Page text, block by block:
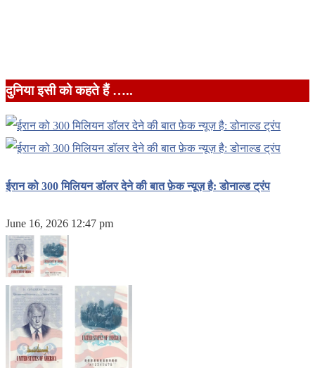
दुनिया इसी को कहते हैं …..
ईरान को 300 मिलियन डॉलर देने की बात फ़ेक न्यूज़ है: डोनाल्ड ट्रंप
June 16, 2026 12:47 pm